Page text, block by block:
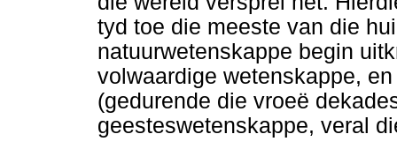
tyd toe die meeste van die
natuurwetenskappe begin
volwaardige wetenskappe,
(gedurende die vroeë
geesteswetenskappe, veral